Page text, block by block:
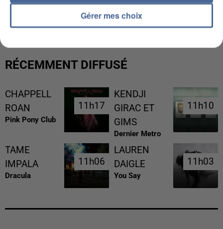
INTERMARCHÉ APRÈS UNE...
RÉCEMMENT DIFFUSÉ
CHAPPELL
ROAN
Pink Pony Club
11h17
11h17
KENDJI
GIRAC ET
GIMS
Dernier Metro
11h10
11h10
TAME
IMPALA
Dracula
11h06
11h06
LAUREN
DAIGLE
You Say
11h03
11h03
Gérer mes choix